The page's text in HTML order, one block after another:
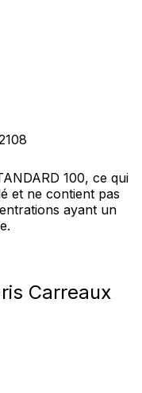
100, ce qui
et ne contient pas
ayant un
Carreaux